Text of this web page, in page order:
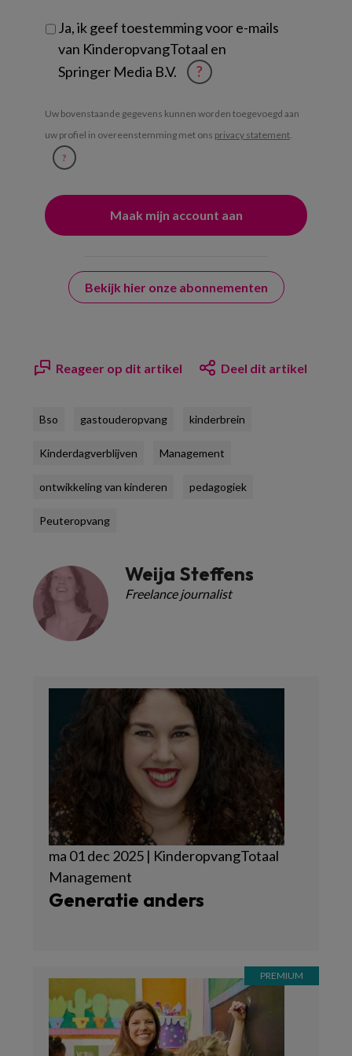
Ja, ik geef toestemming voor e-mails
van KinderopvangTotaal en
Springer Media B.V.
?
Uw bovenstaande gegevens kunnen worden toegevoegd aan
uw profiel in overeenstemming met ons privacy statement
?
Bekijk hier onze abonnementen
Reageer op dit artikel Deel dit artikel
Bso gastouderopvang kinderbrein
Kinderdagverblijven Management
ontwikkeling van kinderen pedagogiek
Peuteropvang
Weija Steffens
Freelance journalist
ma 01 dec 2025 | KinderopvangTotaal
Management
Generatie anders